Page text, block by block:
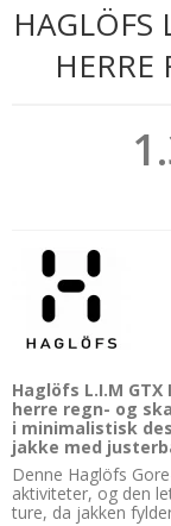
HAGLÖFS
HERRE
Haglöfs L.I.M
herre regn- og
i minimalistisk
jakke med
Denne Haglöfs
aktiviteter, og den
ture, da jakken